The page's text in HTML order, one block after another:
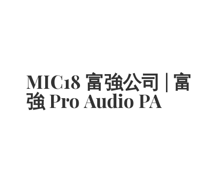
MIC18 富強公司 | 富
強 Pro Audio PA